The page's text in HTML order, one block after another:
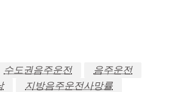
수도권음주운전
음주운전
지방음주운전사망률